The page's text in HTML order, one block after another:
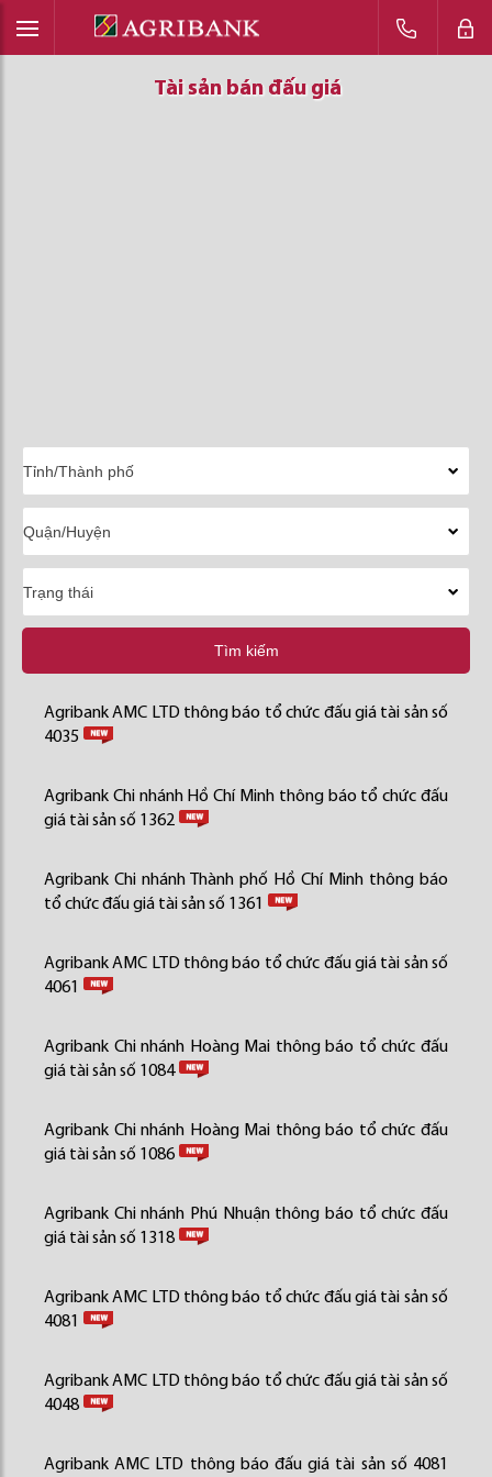
Tài sản bán đấu giá
Tài sản bán đấu giá
Tài sản bán đấu giá
Tìm kiếm
Agribank AMC LTD thông báo tổ chức đấu giá tài sản số
4035
Agribank Chi nhánh Hồ Chí Minh thông báo tổ chức đấu
giá tài sản số 1362
Agribank Chi nhánh Thành phố Hồ Chí Minh thông báo
tổ chức đấu giá tài sản số 1361
Agribank AMC LTD thông báo tổ chức đấu giá tài sản số
4061
Agribank Chi nhánh Hoàng Mai thông báo tổ chức đấu
giá tài sản số 1084
Agribank Chi nhánh Hoàng Mai thông báo tổ chức đấu
giá tài sản số 1086
Agribank Chi nhánh Phú Nhuận thông báo tổ chức đấu
giá tài sản số 1318
Agribank AMC LTD thông báo tổ chức đấu giá tài sản số
4081
Agribank AMC LTD thông báo tổ chức đấu giá tài sản số
4048
Agribank AMC LTD thông báo đấu giá tài sản số 4081